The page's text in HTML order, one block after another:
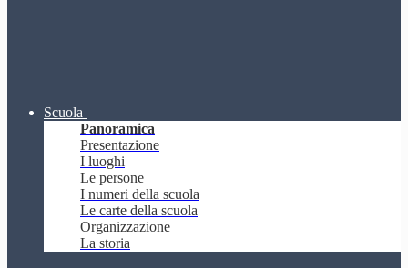
Scuola
Panoramica
Presentazione
I luoghi
Le persone
I numeri della scuola
Le carte della scuola
Organizzazione
La storia